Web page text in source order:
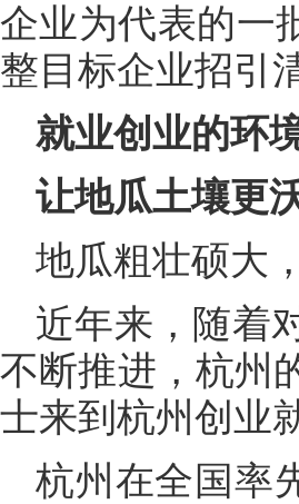
企业为代表的一
整目标企业招引
就业创业的环
让地瓜土壤更
地瓜粗壮硕大
近年来，随着
不断推进，杭州
士来到杭州创业
杭州在全国率